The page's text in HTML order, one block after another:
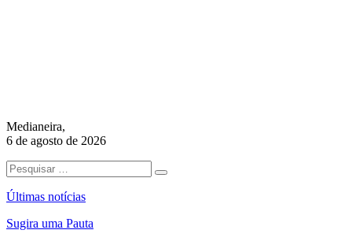
Medianeira,
6 de agosto de 2026
Últimas notícias
Sugira uma Pauta